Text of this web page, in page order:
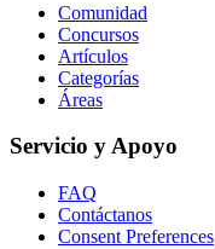
Comunidad
Concursos
Artículos
Categorías
Áreas
Servicio y Apoyo
FAQ
Contáctanos
Consent Preferences